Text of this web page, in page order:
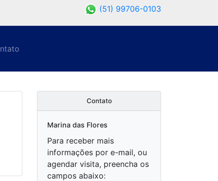
(51) 99706-0103
Contato
Marina das Flores
Para receber mais
informações por e-mail, ou
agendar visita, preencha os
campos abaixo: